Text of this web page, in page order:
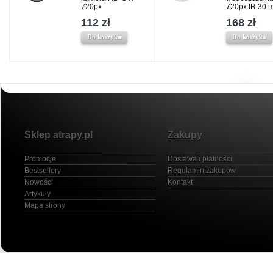
720px
112 zł
Do koszyka
720px IR 30
168 zł
Do koszyka
Sklep atrapy.pl
Promocje
Bestsellery
Nowości
Artykuły
Mapa strony
Zakupy
Dostawa i płatności
Regulamin zakupów
Kontakt